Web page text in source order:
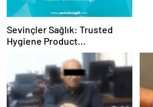
Sevinçler Sağlık: Trusted
Hygiene Product
Manufacturer in Turkey